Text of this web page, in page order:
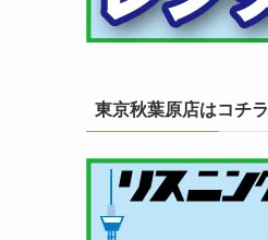
東京秋葉原店はコチラ